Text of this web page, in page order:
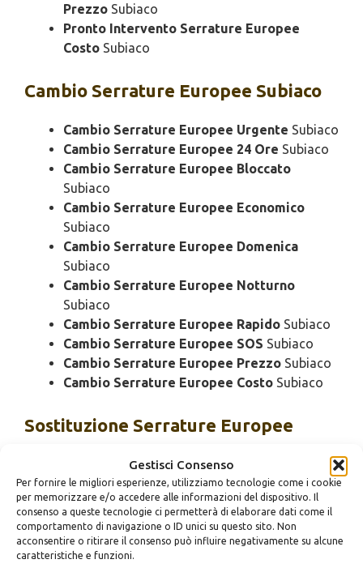
Gestisci Consenso
Per fornire le migliori esperienze, utilizziamo tecnologie come i cookie
per memorizzare e/o accedere alle informazioni del dispositivo. Il
consenso a queste tecnologie ci permetterà di elaborare dati come il
comportamento di navigazione o ID unici su questo sito. Non
acconsentire o ritirare il consenso può influire negativamente su alcune
caratteristiche e funzioni.
Prezzo Subiaco
Pronto Intervento Serrature Europee
Costo Subiaco
Cambio Serrature Europee Subiaco
Cambio Serrature Europee Urgente Subiaco
Cambio Serrature Europee 24 Ore Subiaco
Cambio Serrature Europee Bloccato
Subiaco
Cambio Serrature Europee Economico
Subiaco
Cambio Serrature Europee Domenica
Subiaco
Cambio Serrature Europee Notturno
Subiaco
Cambio Serrature Europee Rapido Subiaco
Cambio Serrature Europee SOS Subiaco
Cambio Serrature Europee Prezzo Subiaco
Cambio Serrature Europee Costo Subiaco
Sostituzione Serrature Europee
Sostituzione Serrature Europee Urgente
Subiaco
Sostituzione Serrature Europee 24 Ore
Subiaco